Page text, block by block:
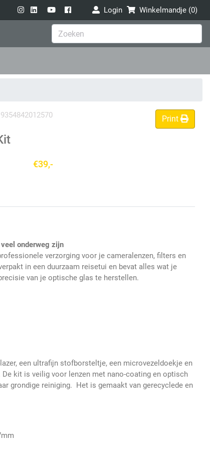
Login Winkelmandje (0)
Print
€39,-
onderweg zijn
verzorging voor je cameralenzen, filters en
in een duurzaam reisetui en bevat alles wat je
van je optische glas te herstellen.
een ultrafijn stofborsteltje, een microvezeldoekje en
De kit is veilig voor lenzen met nano-coating en optisch
grondige reiniging. Het is gemaakt van gerecyclede en